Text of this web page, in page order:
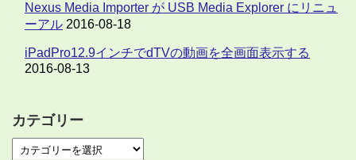
Nexus Media Importer が USB Media Explorer にリニュ
ーアル 2016-08-18
iPadPro12.9インチでdTVの動画を全画面表示する
2016-08-13
カテゴリー